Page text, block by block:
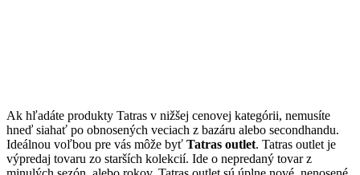
Ak hľadáte produkty Tatras v nižšej cenovej kategórii, nemusíte
hneď siahať po obnosených veciach z bazáru alebo secondhandu.
Ideálnou voľbou pre vás môže byť Tatras outlet. Tatras outlet je
výpredaj tovaru zo starších kolekcií. Ide o nepredaný tovar z